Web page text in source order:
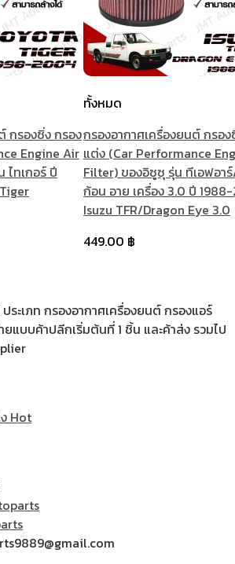
กรองซิ่ง กรอง
Engine Air
ไทเกอร์ ปี
ทั้งหมด
กรองอากาศเครื่องยนต์ กรอ
แต่ง (Car Performance
Filter) ของอิซูซุ รุ่น ทีเอฟอา
ก้อน อาย เครื่อง 3.0 ปี
Isuzu TFR/Dragon Eye 3.0
449.00 ฿
ระเภท กรองอากาศเครื่องยนต์ กรองแอร์
แบบค้าปลีกเริ่มต้นที่ 1 ชิ้น และค้าส่ง รวมไป